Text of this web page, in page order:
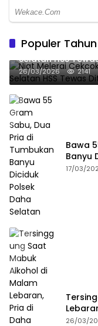
Populer Tahun
Niat Melerai
Selatan HSS
26/03/2026 2141
Bawa
Banyu
17/03/
Tusuk
26/03/